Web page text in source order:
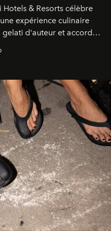
Hotels & Resorts célèbre
expérience culinaire
gelati d'auteur et accords
voyage sensoriel.